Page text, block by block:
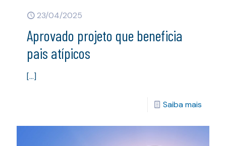
23/04/2025
Aprovado projeto que beneficia
pais atípicos
[…]
Saiba mais